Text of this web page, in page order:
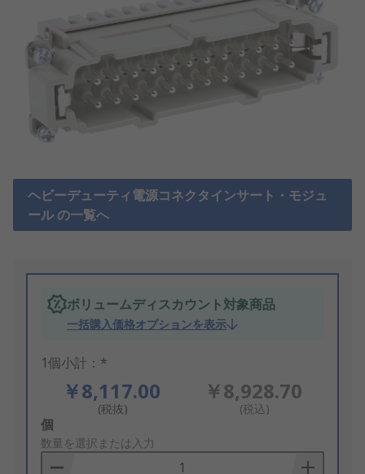
ヘビーデューティ電源コネクタインサート・モジュ
ール の一覧へ
ボリュームディスカウント対象商品
一括購入価格オプションを表示
1個小計：*
￥8,117.00
(税抜)
￥8,928.70
(税込)
Add
to
Basket
個
数量を選択または入力